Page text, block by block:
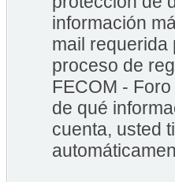
información
mail requerida
proceso de
FECOM -
de qué
cuenta, usted